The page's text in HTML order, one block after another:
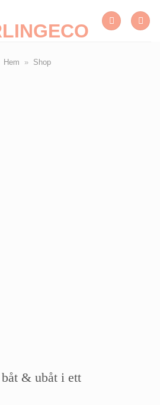
Hem » Shop
& ubåt i ett